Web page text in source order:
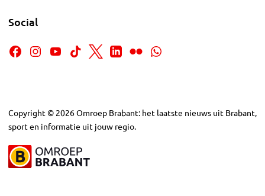
Social
Copyright © 2026Omroep Brabant: het laatste nieuws uit Brabant,
sport en informatie uit jouw regio.